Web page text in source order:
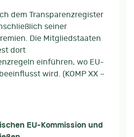
dem Transparenzregister
seiner
Die Mitgliedstaaten
dort
einführen, wo EU-
wird. (KOMP XX –
EU-Kommission und